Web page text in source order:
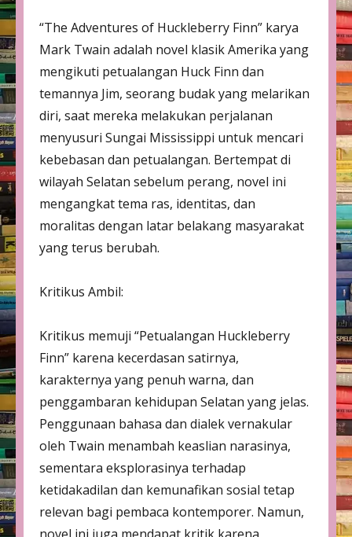
“The Adventures of Huckleberry Finn” karya
Mark Twain adalah novel klasik Amerika yang
mengikuti petualangan Huck Finn dan
temannya Jim, seorang budak yang melarikan
diri, saat mereka melakukan perjalanan
menyusuri Sungai Mississippi untuk mencari
kebebasan dan petualangan. Bertempat di
wilayah Selatan sebelum perang, novel ini
mengangkat tema ras, identitas, dan
moralitas dengan latar belakang masyarakat
yang terus berubah.
Kritikus Ambil:
Kritikus memuji “Petualangan Huckleberry
Finn” karena kecerdasan satirnya,
karakternya yang penuh warna, dan
penggambaran kehidupan Selatan yang jelas.
Penggunaan bahasa dan dialek vernakular
oleh Twain menambah keaslian narasinya,
sementara eksplorasinya terhadap
ketidakadilan dan kemunafikan sosial tetap
relevan bagi pembaca kontemporer. Namun,